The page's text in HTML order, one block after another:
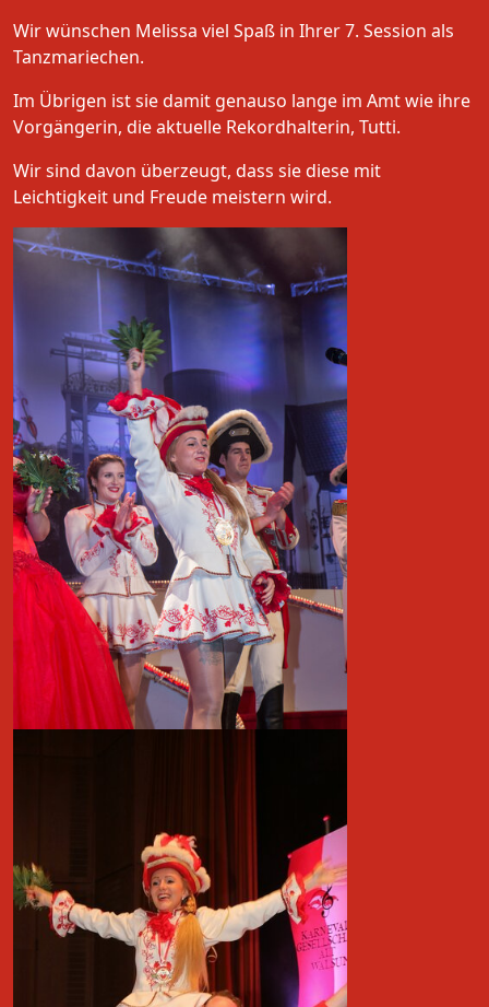
Wir wünschen Melissa viel Spaß in Ihrer 7. Session als
Tanzmariechen.
Im Übrigen ist sie damit genauso lange im Amt wie ihre
Vorgängerin, die aktuelle Rekordhalterin, Tutti.
Wir sind davon überzeugt, dass sie diese mit
Leichtigkeit und Freude meistern wird.